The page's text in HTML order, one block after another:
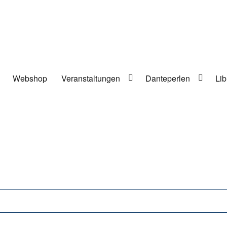
Webshop Veranstaltungen Danteperlen